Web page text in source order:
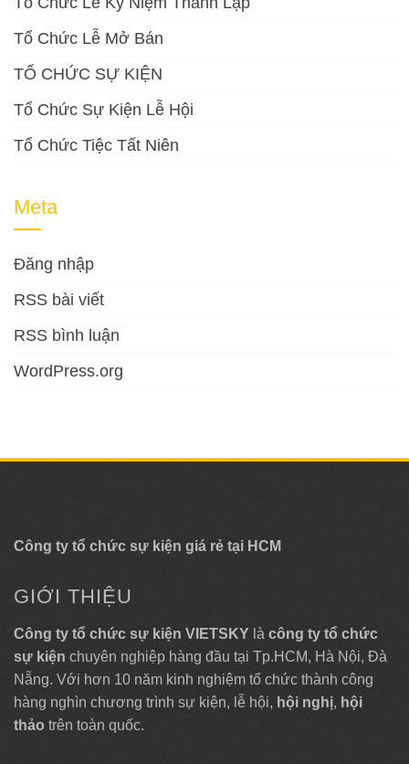
Tổ Chức Lễ Mở Bán
TỔ CHỨC SỰ KIỆN
Tổ Chức Sự Kiện Lễ Hội
Tổ Chức Tiệc Tất Niên
Meta
Đăng nhập
RSS bài viết
RSS bình luận
WordPress.org
Công ty tổ chức sự kiện giá rẻ tại HCM
GIỚI THIỆU
Công ty tổ chức sự kiện VIETSKY là công ty tổ chức
sự kiện chuyên nghiệp hàng đầu tại Tp.HCM, Hà Nội, Đà
Nẵng. Với hơn 10 năm kinh nghiệm tổ chức thành công
hàng nghìn chương trình sự kiện, lễ hội, hội nghị, hội
thảo trên toàn quốc.